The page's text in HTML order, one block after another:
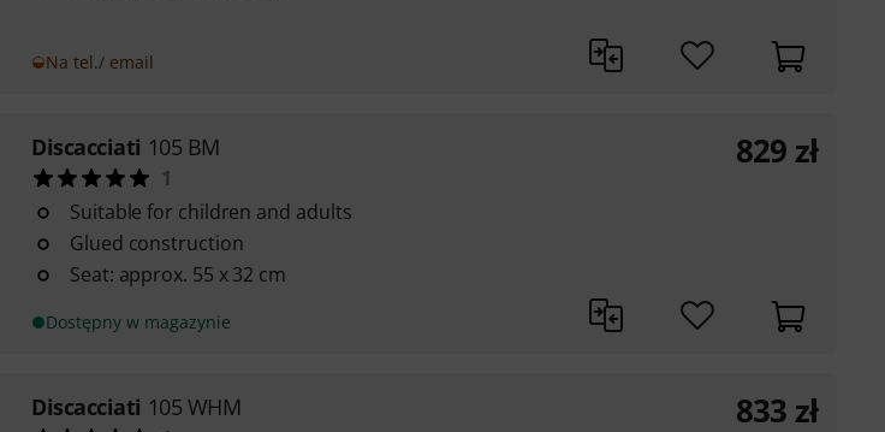
Na tel./ email
Discacciati 105 BM
1
Suitable for children and adults
Glued construction
Seat: approx. 55 x 32 cm
Dostępny w magazynie
829 zł
Discacciati 105 WHM 833 zł